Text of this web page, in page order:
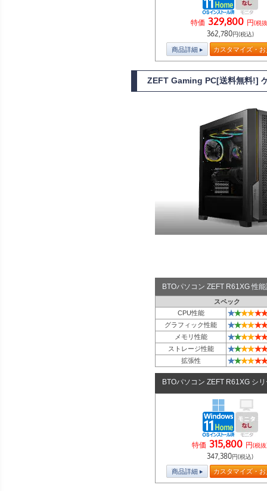
特価 329,800 円(税
362,780円(税込)
商品詳細 カスタマイズ・
ZEFT Gaming PC[送料無料!]
BTOパソコン ZEFT R61XG 性
スペック
CPU性能
★★★★★★
グラフィック性能 ★★★★★★
メモリ性能 ★★★★★★
ストレージ性能 ★★★★★★
拡張性 ★★★★★★
BTOパソコン ZEFT R61XG シ
特価 315,800 円(税抜
347,380円(税込)
商品詳細 カスタマイズ・